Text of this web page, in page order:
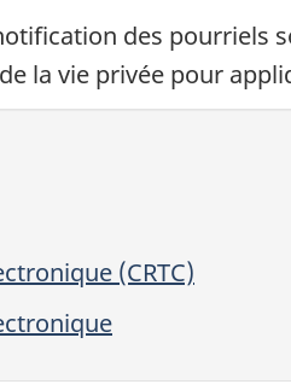
des pourriels
la vie privée pour
(CRTC)